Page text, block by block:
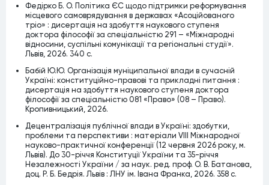
Федірко Б. О. Політика ЄС щодо підтримки реформування
місцевого самоврядування в державах «Асоційованого
тріо» : дисертація на здобуття наукового ступеня
доктора філософії за спеціальністю 291 – «Міжнародні
відносини, суспільні комунікації та регіональні студії».
Львів, 2026. 340 c.
Бабій Ю.Ю. Організація муніципальної влади в сучасній
Україні: конституційно-правові та прикладні питання :
дисертація на здобуття наукового ступеня доктора
філософії за спеціальністю 081 «Право» (08 – Право).
Кропивницький, 2026.
Децентралізація публічної влади в Україні: здобутки,
проблеми та перспективи : матеріали VІІІ Міжнародної
науково-практичної конференції (12 червня 2026 року, м.
Львів). До 30-річчя Конституції України та 35-річчя
Незалежності України / за наук. ред. проф. О. В. Батанова,
доц. Р. Б. Бедрія. Львів : ЛНУ ім. Івана Франка, 2026. 358 с.